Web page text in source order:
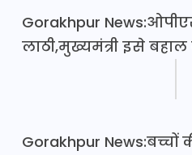
Gorakhpur
लाठी,मुख्यमंत्री इसे
Gorakhpur News:बच्चों